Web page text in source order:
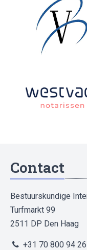
Contact
Bestuurskundige
Turfmarkt 99
2511 DP Den Haag
+31 70 800 94 26